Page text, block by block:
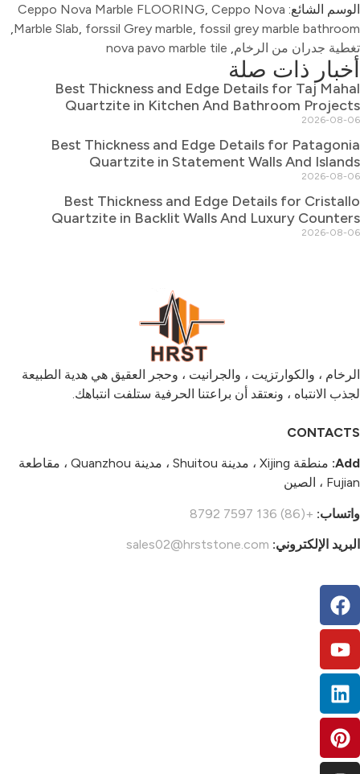
الوسم الشائع: Ceppo Nova Marble FLOORING Ceppo Nova
Marble Slab forssil Grey marble fossil grey marble bathroom
تغطية جدران من الرخام nova pavo marble tile
أخبار ذات صلة
Best Thickness and Edge Details for Taj Mahal
Quartzite in Kitchen And Bathroom Projects
2026-08-06
Best Thickness and Edge Details for Patagonia
Quartzite in Statement Walls And Islands
2026-08-06
Best Thickness and Edge Details for Cristallo
Quartzite in Backlit Walls And Luxury Counters
2026-08-06
الرخام ، والكوارتزيت ، والجرانيت ، وحجر العقيق هي هدية الطبيعة
لجذب الانتباه ، ونعتقد أن براعتنا الحرفية ستلفت انتباهك.
CONTACTS
Add:
منطقة Xijing ، مدينة Shuitou ، مدينة Quanzhou ، مقاطعة
Fujian ، الصين
واتساب: +(86) 136 7597 8792
البريد الإلكتروني: sales02@hrststone.com